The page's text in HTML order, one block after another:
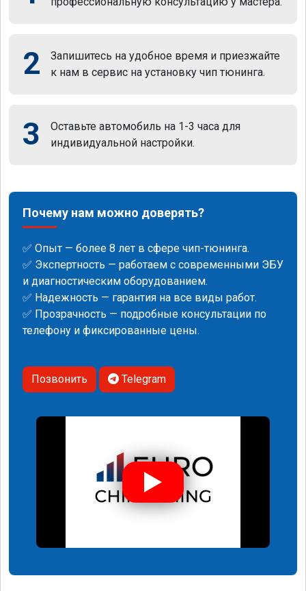
2
Запишитесь на удобное время и приезжайте
к нам в сервис на установку чип тюнинга.
3
Оставьте автомобиль на 1-3 часа для
индивидуальной настройки.
Почему нам можно доверять?
✅ Опыт — более 8 лет в сфере чип-тюнинга.
✅ Экспертность — работаем с современными ЭБУ
и диагностическим оборудованием.
✅ Надежность — гарантия на все виды работ.
✅ Прозрачность — подробные консультации по
телефону и фиксированные цены.
Позвонить Telegram